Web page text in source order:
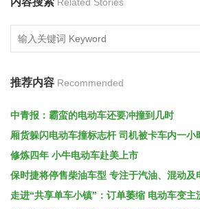
推荐内容 Recommended
中青报：霸蛮的电动车还要冲撞到几时
修炼四年 小牛电动车赴美上市
保时捷将停售柴油车型 专注于汽油、混动及
走进“共享单车小镇”：订单萎缩 电动车变主